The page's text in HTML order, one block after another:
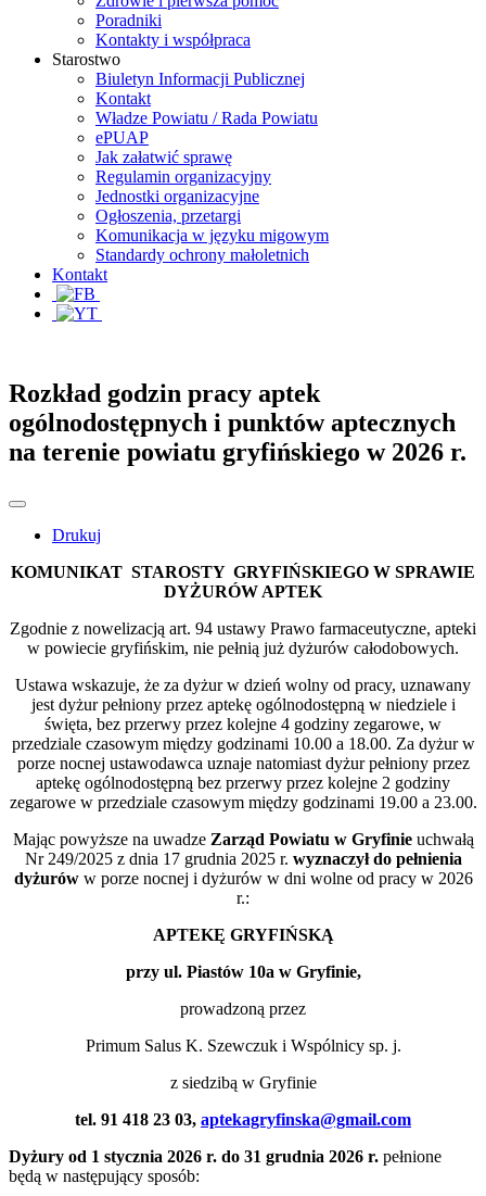
Poradniki
Kontakty i współpraca
Starostwo
Biuletyn Informacji Publicznej
Kontakt
Władze Powiatu / Rada Powiatu
ePUAP
Jak załatwić sprawę
Regulamin organizacyjny
Jednostki organizacyjne
Ogłoszenia, przetargi
Komunikacja w języku migowym
Standardy ochrony małoletnich
Kontakt
Rozkład godzin pracy aptek
ogólnodostępnych i punktów aptecznych
na terenie powiatu gryfińskiego w 2026 r.
Drukuj
KOMUNIKAT STAROSTY GRYFIŃSKIEGO W SPRAWIE
DYŻURÓW APTEK
Zgodnie z nowelizacją art. 94 ustawy Prawo farmaceutyczne, apteki
w powiecie gryfińskim, nie pełnią już dyżurów całodobowych.
Ustawa wskazuje, że za dyżur w dzień wolny od pracy, uznawany
jest dyżur pełniony przez aptekę ogólnodostępną w niedziele i
święta, bez przerwy przez kolejne 4 godziny zegarowe, w
przedziale czasowym między godzinami 10.00 a 18.00. Za dyżur w
porze nocnej ustawodawca uznaje natomiast dyżur pełniony przez
aptekę ogólnodostępną bez przerwy przez kolejne 2 godziny
zegarowe w przedziale czasowym między godzinami 19.00 a 23.00.
Mając powyższe na uwadze Zarząd Powiatu w Gryfinieuchwałą
Nr 249/2025 z dnia 17 grudnia 2025 r. wyznaczył do pełnienia
dyżuróww porze nocnej i dyżurów w dni wolne od pracy w 2026
r.:
APTEKĘ GRYFIŃSKĄ
przy ul. Piastów 10a w Gryfinie,
prowadzoną przez
Primum Salus K. Szewczuk i Wspólnicy sp. j.
z siedzibą w Gryfinie
tel. 91 418 23 03, aptekagryfinska@gmail.com
Dyżury od 1 stycznia 2026 r. do 31 grudnia 2026 r. pełnione
będą w następujący sposób: